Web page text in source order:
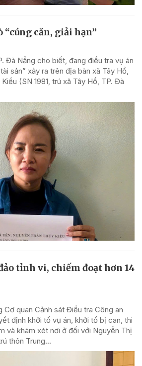
“cúng căn, giải hạn”
Đà Nẵng cho biết, đang điều tra vụ án
sản” xảy ra trên địa bàn xã Tây Hồ,
(SN 1981, trú xã Tây Hồ, TP. Đà
tỉnh vi, chiếm đoạt hơn 14
Cơ quan Cảnh sát Điều tra Công an
định khởi tố vụ án, khởi tố bị can, thi
và khám xét nơi ở đối với Nguyễn Thị
thôn Trung...